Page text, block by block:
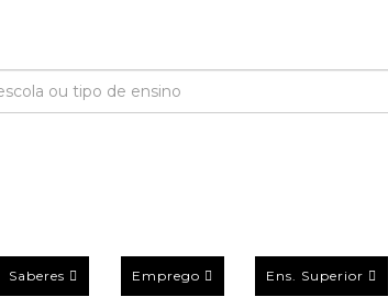
Saberes Emprego Ens. Superior